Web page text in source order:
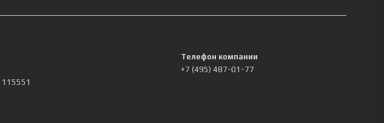
115551
Телефон компании
+7 (495) 487-01-77